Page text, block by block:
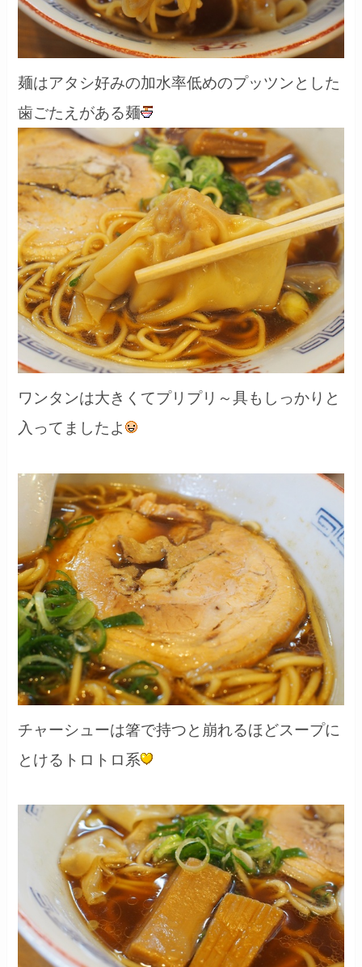
麺はアタシ好みの加水率低めのプッツンとした
歯ごたえがある麺
ワンタンは大きくてプリプリ～具もしっかりと
入ってましたよ
チャーシューは箸で持つと崩れるほどスープに
とけるトロトロ系